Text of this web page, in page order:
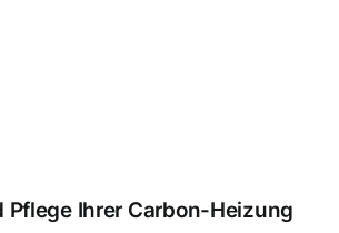
Pflege Ihrer Carbon-Heizung